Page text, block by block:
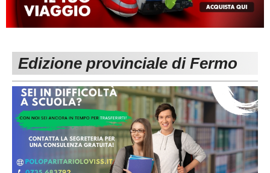
MACERATA
Carica la tua Rosa
ECCELLENZA
1^ CATEGORIA
2^ CATEGORIA
3^ CATEGORIA
GIOVANILI
REGIONALI
Edizione provinciale di Fermo